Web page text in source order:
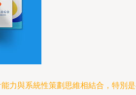
與系統性策劃思維相結合，特別是